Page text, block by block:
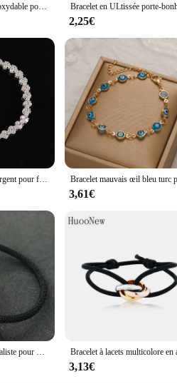
Bracelets en acier inoxydable pour hommes, bijoux, ULtressée, chimleather
2,25€
Bracelet de luxe en argent pour femme, 18cm, cadeau de mariage, bijoux à portée de main, amour, nouveau, 2024, S5457
3,61€
Bracelet à Fil Minimaliste pour Homme et Femme, Tissu Noir, Invite, Plusieurs Couleurs, Tank Disponible, Loisirs, Roundmountainlet
3,13€